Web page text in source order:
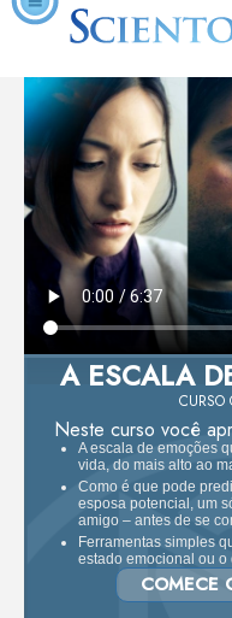
A ESCALA
CURSO
Neste curso você
A escala de emoções
vida, do mais alto ao
Como é que pode
esposa potencial, um
amigo – antes de se
Ferramentas simples
estado emocional ou o
COMECE